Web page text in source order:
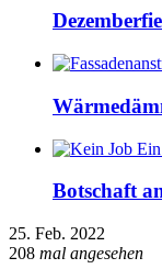
Botschaft
25. Feb. 2022
208 mal angesehen